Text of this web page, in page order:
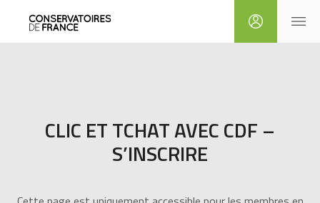
CLIC ET TCHAT AVEC CDF –
S’INSCRIRE